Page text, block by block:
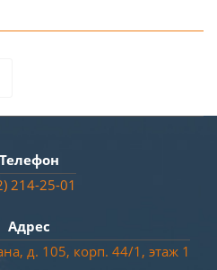
Телефон
214-25-01
Адрес
д. 105, корп. 44/1 , этаж 1